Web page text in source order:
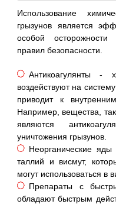
Использование
грызунов является
особой
правил безопасности.
Антикоагулянты -
воздействуют на
приводит к
Например, вещества,
являются
уничтожения грызунов.
Неорганические
таллий и висмут,
могут использоваться в
Препараты с
обладают быстрым